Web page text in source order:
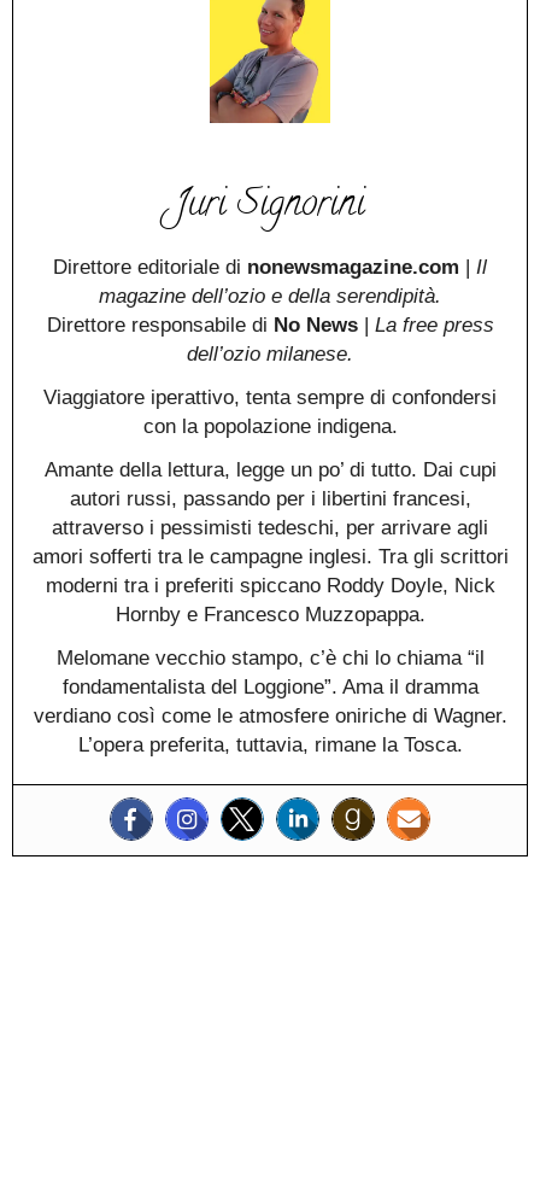
Juri Signorini
Direttore editoriale di nonewsmagazine.com | Il
magazine dell’ozio e della serendipità.
Direttore responsabile di No News| La free press
dell’ozio milanese.
Viaggiatore iperattivo, tenta sempre di confondersi
con la popolazione indigena.
Amante della lettura, legge un po’ di tutto. Dai cupi
autori russi, passando per i libertini francesi,
attraverso i pessimisti tedeschi, per arrivare agli
amori sofferti tra le campagne inglesi. Tra gli scrittori
moderni tra i preferiti spiccano Roddy Doyle, Nick
Hornby e Francesco Muzzopappa.
Melomane vecchio stampo, c’è chi lo chiama “il
fondamentalista del Loggione”. Ama il dramma
verdiano così come le atmosfere oniriche di Wagner.
L’opera preferita, tuttavia, rimane la Tosca.